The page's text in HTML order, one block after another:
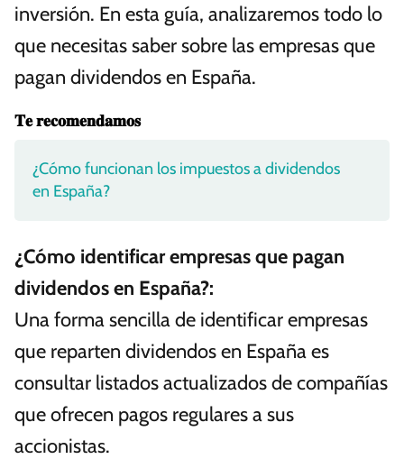
inversión. En esta guía, analizaremos todo lo
que necesitas saber sobre las empresas que
pagan dividendos en España.
𝐓𝐞 𝐫𝐞𝐜𝐨𝐦𝐞𝐧𝐝𝐚𝐦𝐨𝐬
¿Cómo funcionan los impuestos a dividendos
en España?
¿Cómo identificar empresas que pagan
dividendos en España?:
Una forma sencilla de identificar empresas
que reparten dividendos en España es
consultar listados actualizados de compañías
que ofrecen pagos regulares a sus
accionistas.